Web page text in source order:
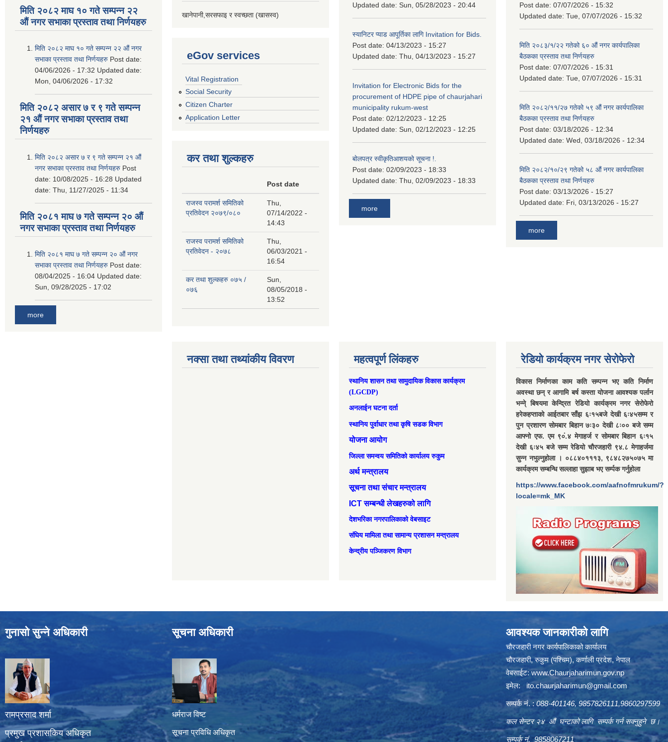
मिति २०८२ माघ १० गते सम्पन्न २२
औं नगर सभाका प्रस्ताव तथा निर्णयहरु
मिति २०८२ माघ १० गते सम्पन्न २२ औं नगर
सभाका प्रस्ताव तथा निर्णयहरु Post date:
04/06/2026 - 17:32 Updated date:
Mon, 04/06/2026 - 17:32
मिति २०८२ असार ७ र ९ गते सम्पन्न
२१ औं नगर सभाका प्रस्ताव तथा
निर्णयहरु
मिति २०८२ असार ७ र ९ गते सम्पन्न २१ औं
नगर सभाका प्रस्ताव तथा निर्णयहरु Post
date: 10/08/2025 - 16:28 Updated
date: Thu, 11/27/2025 - 11:34
मिति २०८१ माघ ७ गते सम्पन्न २० औं
नगर सभाका प्रस्ताव तथा निर्णयहरु
मिति २०८१ माघ ७ गते सम्पन्न २० औं नगर
सभाका प्रस्ताव तथा निर्णयहरु Post date:
08/04/2025 - 16:04 Updated date:
Sun, 09/28/2025 - 17:02
more
खानेपानी,सरसफाइ र स्वच्छता (खासस्व)
eGov services
Vital Registration
Social Security
Citizen Charter
Application Letter
कर तथा शुल्कहरु
Post date
राजस्व परामर्श समितिको
प्रतिवेदन २०७९/०८०
Thu,
07/14/2022 -
14:43
राजस्व परामर्श समितिको
प्रतिवेदन - २०७८
Thu,
06/03/2021 -
16:54
कर तथा शुल्कहरु ०७५ /
०७६
Sun,
08/05/2018 -
13:52
Updated date: Sun, 05/28/2023 - 20:44
स्यानिटर प्याड आपूर्तिका लागि Invitation for Bids.
Post date: 04/13/2023 - 15:27
Updated date: Thu, 04/13/2023 - 15:27
Invitation for Electronic Bids for the
procurement of HDPE pipe of chaurjahari
municipality rukum-west
Post date: 02/12/2023 - 12:25
Updated date: Sun, 02/12/2023 - 12:25
बोलपत्र स्वीकृतिआशयको सूचना !.
Post date: 02/09/2023 - 18:33
Updated date: Thu, 02/09/2023 - 18:33
more
Post date: 07/07/2026 - 15:32
Updated date: Tue, 07/07/2026 - 15:32
मिति २०८३/१/२२ गतेको ६० औं नगर कार्यपालिका
बैठकका प्रस्ताव तथा निर्णयहरु
Post date: 07/07/2026 - 15:31
Updated date: Tue, 07/07/2026 - 15:31
मिति २०८२/११/२७ गतेको ५९ औं नगर कार्यपालिका
बैठकका प्रस्ताव तथा निर्णयहरु
Post date: 03/18/2026 - 12:34
Updated date: Wed, 03/18/2026 - 12:34
मिति २०८२/१०/२९ गतेको ५८ औं नगर कार्यपालिका
बैठकका प्रस्ताव तथा निर्णयहरु
Post date: 03/13/2026 - 15:27
Updated date: Fri, 03/13/2026 - 15:27
more
नक्सा तथा तथ्यांकीय विवरण महत्वपूर्ण लिंकहरु
स्थानिय शासन तथा सामुदायिक विकास कार्यक्रम
(LGCDP)
अनलाईन घटना दर्ता
स्थानिय पुर्वाधार तथा कृषि सडक विभाग
योजना आयोग
जिल्ला समन्वय समितिको कार्यालय रुकुम
अर्थ मन्त्रालय
सूचना तथा संचार मन्त्रालय
ICT सम्बन्धी लेखहरुको लागि
देशभरिका नगरपालिकाको वेबसाइट
संघिय मामिला तथा सामान्‍य प्रशासन मन्त्रालय
केन्द्रीय पञ्जिकरण विभाग
रेडियो कार्यक्रम नगर सेरोफेरो
विकास निर्माणका काम कति सम्पन्न भए कति निर्माण
अवस्था छन् र आगामि बर्ष कस्ता योजना आवश्यक पर्लान
भन्ने् बिषयमा केन्द्रित रेडियो कार्यक्रम नगर सेरोफेरो
हरेकहप्ताको आईतबार साँझ ६ः१५बजे देखी ६ः४५सम्म र
पुन प्रशारण सोमबार बिहान ७ः३० देखी ८ः०० बजे सम्म
आफ्नो एफ. एम ९०ं.४ मेगाहर्ज र सोमबार बिहान ६ः१५
देखी ६ः४५ बजे सम्म रेडियो चौरजहारी ९४.८ मेगाहर्जमा
सुन्न नभुल्नुहोला । ०८८४०१११३, ९८४८२७५०७५ मा
कार्यक्रम सम्बन्धि सल्लाहा सुझाब भए सर्म्पक गर्नुहोला
https://www.facebook.com/aafnofmrukum/?
locale=mk_MK
गुनासो सुन्ने अधिकारी
रामप्रसाद शर्मा
प्रमुख प्रशासकिय अधिकृत
सूचना अधिकारी
धर्मराज विष्ट
सूचना प्रविधि अधिकृत
आवश्यक जानकारीको लागि
चौरजहारी नगर कार्यपालिकाको कार्यालय
चौरजहारी, रुकुम (पश्चिम), कर्णाली प्रदेश, नेपाल
वेबसाईट:www.Chaurjaharimun.gov.np
इमेल: ito.chaurjaharimun@gmail.com
सम्पर्क नं. : 088-401146, 9857826111,9860297599
कल सेन्टर २४ औं घन्टाको लागि सम्पर्क गर्न सक्नुहुने छ।
सम्पर्क नं. 9858067211